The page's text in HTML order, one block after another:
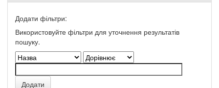
Додати фільтри:
Використовуйте фільтри для уточнення результатів
пошуку.